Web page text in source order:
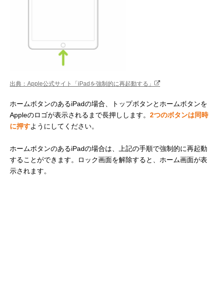
出典：Apple公式サイト「iPadを強制的に再起動する」
ホームボタンのあるiPadの場合、トップボタンとホームボタンを
Appleのロゴが表示されるまで長押しします。 2つのボタンは同時
に押すようにしてください。
ホームボタンのあるiPadの場合は、上記の手順で強制的に再起動
することができます。ロック画面を解除すると、ホーム画面が表
示されます。